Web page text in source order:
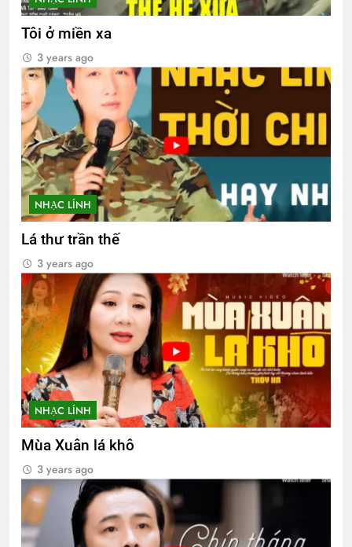
Tôi ở miền xa
3 years ago
NHẠC LÍNH
Lá thư trần thế
3 years ago
NHẠC LÍNH
Mùa Xuân lá khô
3 years ago